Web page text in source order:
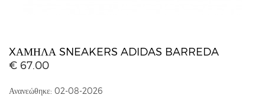
XΑΜΗΛΆ SNEAKERS ADIDAS BARREDA
€ 67.00
Ανανεώθηκε: 02-08-2026